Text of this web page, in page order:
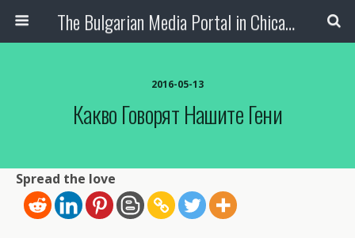
The Bulgarian Media Portal in Chicago
2016-05-13
Какво Говорят Нашите Гени
Spread the love